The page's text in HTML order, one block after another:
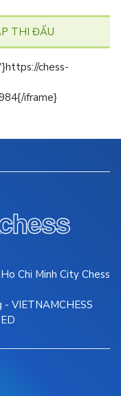
THI ĐẤU
chess-
iframe}
Chi Minh City Chess
VIETNAMCHESS